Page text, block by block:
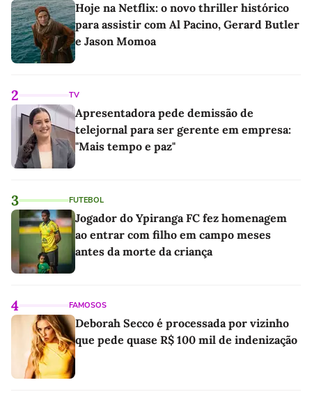
Hoje na Netflix: o novo thriller histórico
para assistir com Al Pacino, Gerard Butler
e Jason Momoa
2 TV
Apresentadora pede demissão de
telejornal para ser gerente em empresa:
"Mais tempo e paz"
3 FUTEBOL
Jogador do Ypiranga FC fez homenagem
ao entrar com filho em campo meses
antes da morte da criança
4 FAMOSOS
Deborah Secco é processada por vizinho
que pede quase R$ 100 mil de indenização